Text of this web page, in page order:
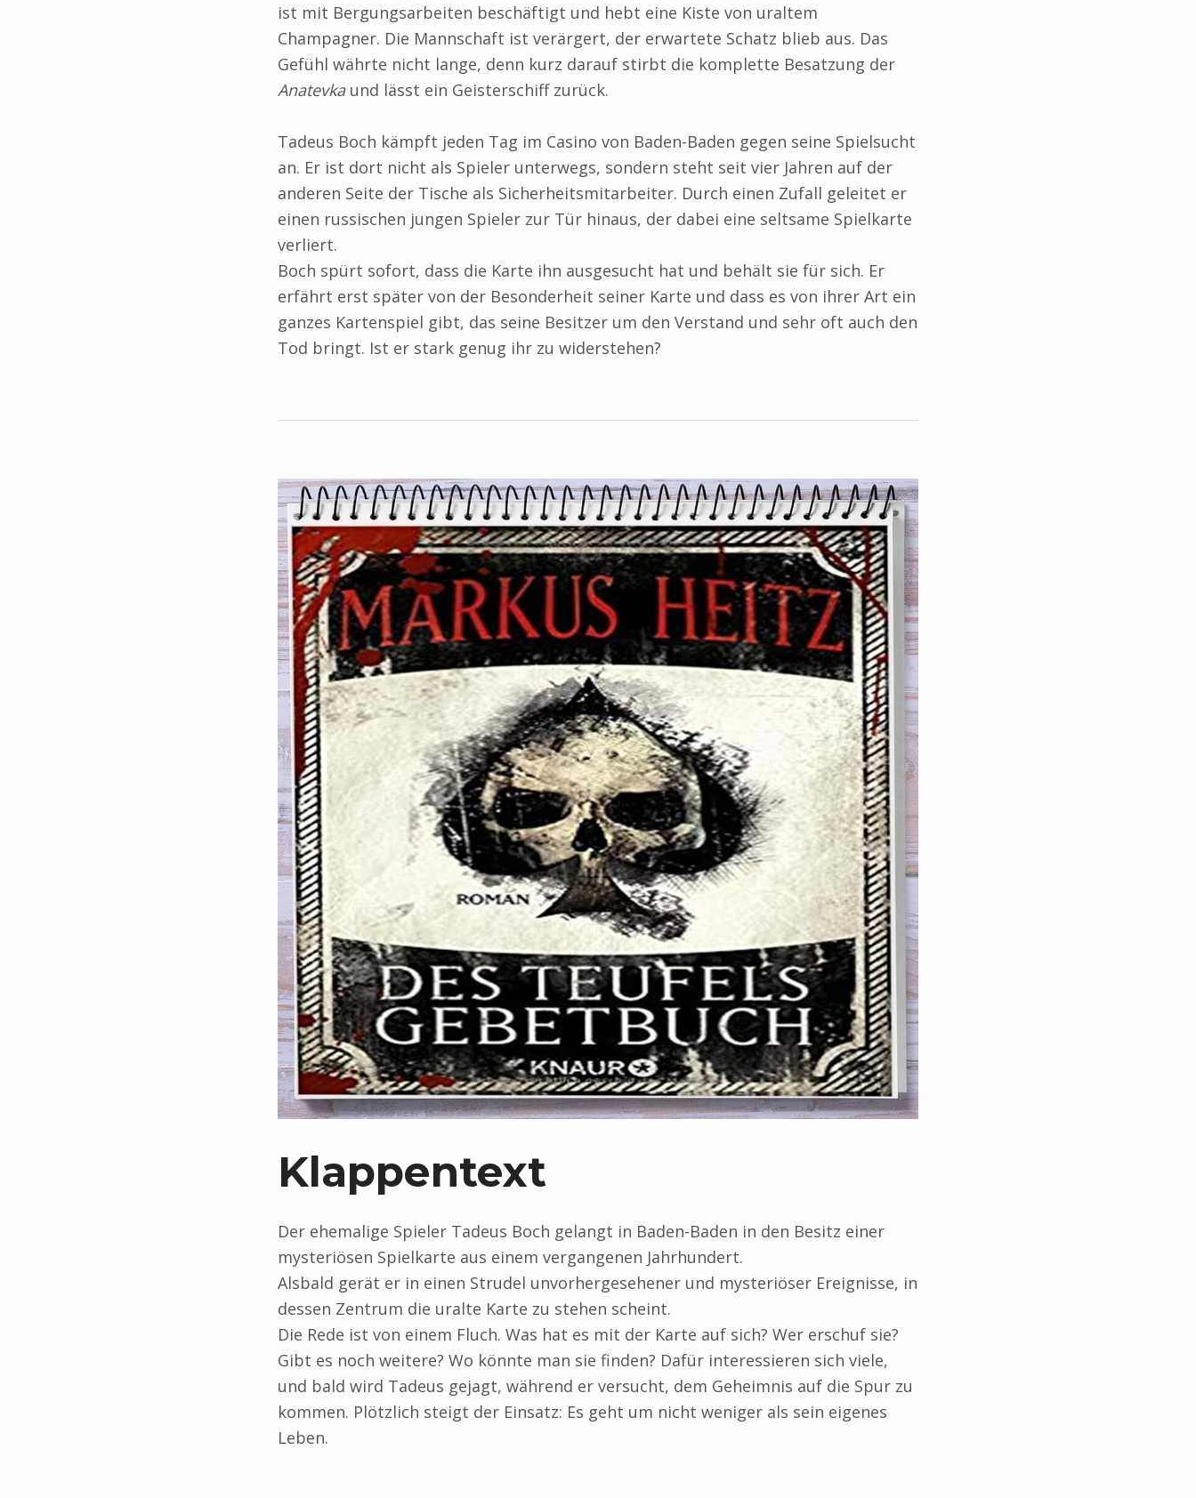
ist mit Bergungsarbeiten beschäftigt und hebt eine Kiste von uraltem
Champagner. Die Mannschaft ist verärgert, der erwartete Schatz blieb aus. Das
Gefühl währte nicht lange, denn kurz darauf stirbt die komplette Besatzung der
Anatevkaund lässt ein Geisterschiff zurück.
Tadeus Boch kämpft jeden Tag im Casino von Baden-Baden gegen seine Spielsucht
an. Er ist dort nicht als Spieler unterwegs, sondern steht seit vier Jahren auf der
anderen Seite der Tische als Sicherheitsmitarbeiter. Durch einen Zufall geleitet er
einen russischen jungen Spieler zur Tür hinaus, der dabei eine seltsame Spielkarte
verliert.
Boch spürt sofort, dass die Karte ihn ausgesucht hat und behält sie für sich. Er
erfährt erst später von der Besonderheit seiner Karte und dass es von ihrer Art ein
ganzes Kartenspiel gibt, das seine Besitzer um den Verstand und sehr oft auch den
Tod bringt. Ist er stark genug ihr zu widerstehen?
Klappentext
Der ehemalige Spieler Tadeus Boch gelangt in Baden-Baden in den Besitz einer
mysteriösen Spielkarte aus einem vergangenen Jahrhundert.
Alsbald gerät er in einen Strudel unvorhergesehener und mysteriöser Ereignisse, in
dessen Zentrum die uralte Karte zu stehen scheint.
Die Rede ist von einem Fluch. Was hat es mit der Karte auf sich? Wer erschuf sie?
Gibt es noch weitere? Wo könnte man sie finden? Dafür interessieren sich viele,
und bald wird Tadeus gejagt, während er versucht, dem Geheimnis auf die Spur zu
kommen. Plötzlich steigt der Einsatz: Es geht um nicht weniger als sein eigenes
Leben.